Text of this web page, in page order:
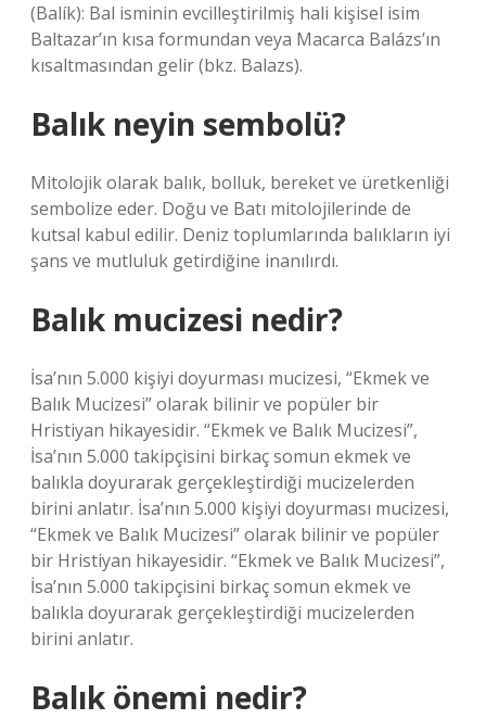
(Balík): Bal isminin evcilleştirilmiş hali kişisel isim
Baltazar’ın kısa formundan veya Macarca Balázs’ın
kısaltmasından gelir (bkz. Balazs).
Balık neyin sembolü?
Mitolojik olarak balık, bolluk, bereket ve üretkenliği
sembolize eder. Doğu ve Batı mitolojilerinde de
kutsal kabul edilir. Deniz toplumlarında balıkların iyi
şans ve mutluluk getirdiğine inanılırdı.
Balık mucizesi nedir?
İsa’nın 5.000 kişiyi doyurması mucizesi, “Ekmek ve
Balık Mucizesi” olarak bilinir ve popüler bir
Hristiyan hikayesidir. “Ekmek ve Balık Mucizesi”,
İsa’nın 5.000 takipçisini birkaç somun ekmek ve
balıkla doyurarak gerçekleştirdiği mucizelerden
birini anlatır. İsa’nın 5.000 kişiyi doyurması mucizesi,
“Ekmek ve Balık Mucizesi” olarak bilinir ve popüler
bir Hristiyan hikayesidir. “Ekmek ve Balık Mucizesi”,
İsa’nın 5.000 takipçisini birkaç somun ekmek ve
balıkla doyurarak gerçekleştirdiği mucizelerden
birini anlatır.
Balık önemi nedir?